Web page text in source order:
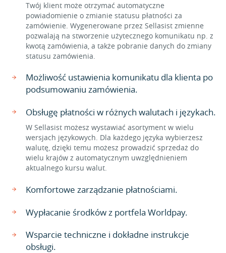
Twój klient może otrzymać automatyczne
powiadomienie o zmianie statusu płatności za
zamówienie. Wygenerowane przez Sellasist zmienne
pozwalają na stworzenie użytecznego komunikatu np. z
kwotą zamówienia, a także pobranie danych do zmiany
statusu zamówienia.
Możliwość ustawienia komunikatu dla klienta po
podsumowaniu zamówienia.
Obsługę płatności w różnych walutach i językach.
W Sellasist możesz wystawiać asortyment w wielu
wersjach językowych. Dla każdego języka wybierzesz
walutę, dzięki temu możesz prowadzić sprzedaż do
wielu krajów z automatycznym uwzględnieniem
aktualnego kursu walut.
Komfortowe zarządzanie płatnościami.
Wypłacanie środków z portfela Worldpay.
Wsparcie techniczne i dokładne instrukcje
obsługi.